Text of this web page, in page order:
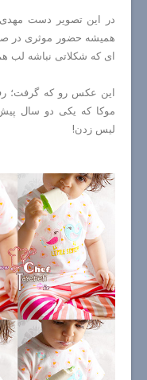
در این تصویر دست مهدی
همیشه حضور موثری در
ای که شکلاتی نباشه لب
این عکس رو که گرفت؛
موکا که یکی دو سال
لیس زدن!